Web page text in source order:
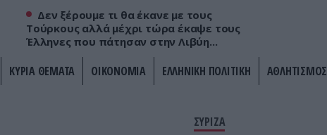
Δεν ξέρουμε τι θα έκανε με τους
Τούρκους αλλά μέχρι τώρα έκαψε τους
Έλληνες που πάτησαν στην Λιβύη...
ΚΥΡΙΑ ΘΕΜΑΤΑ ΟΙΚΟΝΟΜΙΑ ΕΛΛΗΝΙΚΗ ΠΟΛΙΤΙΚΗ ΑΘΛΗΤΙΣΜΟΣ
ΣΥΡΙΖΑ